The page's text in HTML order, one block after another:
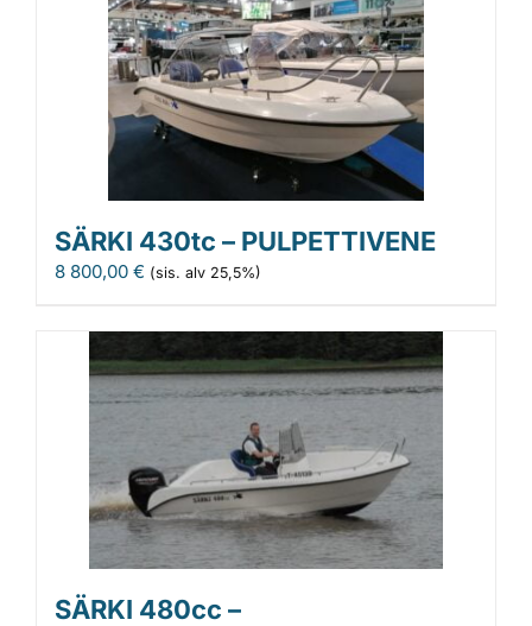
SÄRKI 430tc – PULPETTIVENE
8 800,00 € (sis. alv 25,5%)
SÄRKI 480cc –